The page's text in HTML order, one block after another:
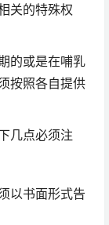
关的特殊权
的或是在哺乳
按照各自提供
几点必须注
以书面形式告